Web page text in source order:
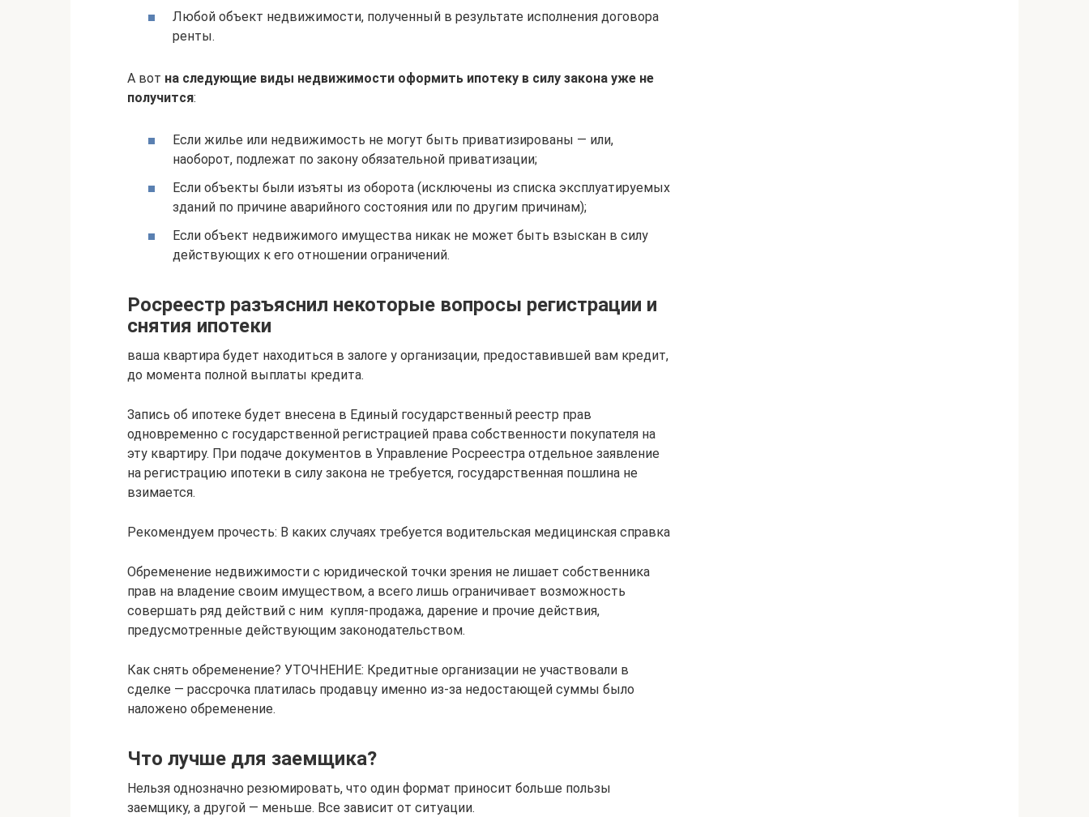
Любой объект недвижимости, полученный в результате исполнения договора
ренты.
А вот на следующие виды недвижимости оформить ипотеку в силу закона уже не
получится:
Если жилье или недвижимость не могут быть приватизированы — или,
наоборот, подлежат по закону обязательной приватизации;
Если объекты были изъяты из оборота (исключены из списка эксплуатируемых
зданий по причине аварийного состояния или по другим причинам);
Если объект недвижимого имущества никак не может быть взыскан в силу
действующих к его отношении ограничений.
Росреестр разъяснил некоторые вопросы регистрации и
снятия ипотеки
ваша квартира будет находиться в залоге у организации, предоставившей вам кредит,
до момента полной выплаты кредита.
Запись об ипотеке будет внесена в Единый государственный реестр прав
одновременно с государственной регистрацией права собственности покупателя на
эту квартиру. При подаче документов в Управление Росреестра отдельное заявление
на регистрацию ипотеки в силу закона не требуется, государственная пошлина не
взимается.
Рекомендуем прочесть: В каких случаях требуется водительская медицинская справка
Обременение недвижимости с юридической точки зрения не лишает собственника
прав на владение своим имуществом, а всего лишь ограничивает возможность
совершать ряд действий с ним  купля-продажа, дарение и прочие действия,
предусмотренные действующим законодательством.
Как снять обременение? УТОЧНЕНИЕ: Кредитные организации не участвовали в
сделке — рассрочка платилась продавцу именно из-за недостающей суммы было
наложено обременение.
Что лучше для заемщика?
Нельзя однозначно резюмировать, что один формат приносит больше пользы
заемщику, а другой — меньше. Все зависит от ситуации.